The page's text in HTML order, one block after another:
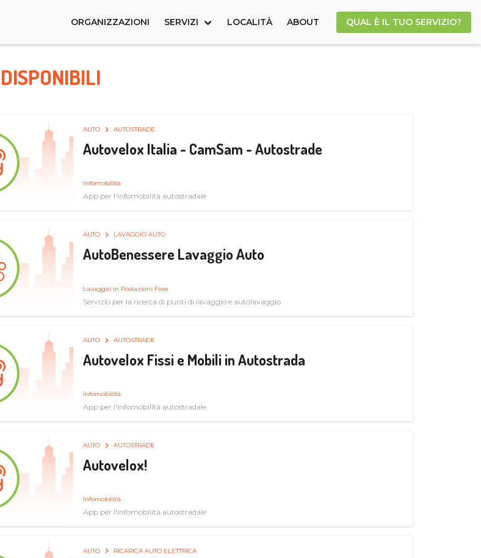
ORGANIZZAZIONI SERVIZI LOCALITÀ ABOUT QUAL È IL TUO SERVIZIO?
AUTO AUTOSTRADE
Autovelox Italia - CamSam - Autostrade
Infomobilità
App per l'infomobilità autostradale
AUTO LAVAGGIO AUTO
AutoBenessere Lavaggio Auto
Lavaggio in Postazioni Fisse
Servizio per la ricerca di punti di lavaggio e autolavaggio
AUTO AUTOSTRADE
Autovelox Fissi e Mobili in Autostrada
Infomobilità
App per l'infomobilità autostradale
AUTO AUTOSTRADE
Autovelox!
Infomobilità
App per l'infomobilità autostradale
AUTO RICARICA AUTO ELETTRICA